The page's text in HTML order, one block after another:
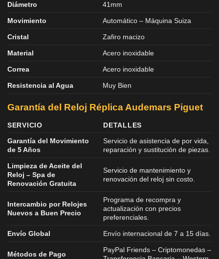
Diámetro
41mm
Movimiento Automático – Máquina Suiza
Cristal Zafiro macizo
Material Acero inoxidable
Correa Acero inoxidable
Resistencia al Agua Muy Bien
Garantía del Reloj Réplica Audemars Piguet
SERVICIO
DETALLES
Garantía del Movimiento
de 5 Años
Servicio de asistencia de por vida,
reparación y sustitución de piezas.
Limpieza de Aceite del
Reloj – Spa de
Renovación Gratuita
Servicio de mantenimiento y
renovación del reloj sin costo.
Intercambio por Relojes
Nuevos a Buen Precio
Programa de recompra y
actualización con precios
preferenciales.
Envío Global Envío internacional de 7 a 15 días.
Métodos de Pago
PayPal Friends – Criptomonedas –